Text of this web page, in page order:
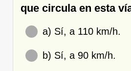
que circula en esta
a) Sí, a 110 km/h.
b) Sí, a 90 km/h.